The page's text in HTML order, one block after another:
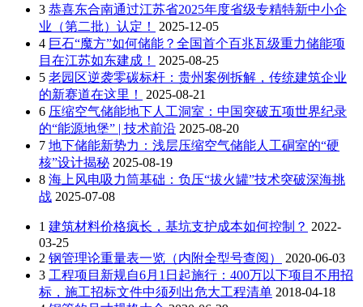
3 恭喜东合南通过江苏省2025年度省级专精特新中小企
业（第二批）认定！
2025-12-05
4 巨石“魔方”如何储能？全国首个百兆瓦级重力储能项
目在江苏如东建成！
2025-08-25
5 老园区逆袭零碳标杆：贵州案例拆解，传统建筑企业
的新赛道在这里！
2025-08-21
6 压缩空气储能地下人工洞室：中国突破五项世界纪录
的“能源地堡” | 技术前沿 2025-08-20
7 地下储能新势力：浅层压缩空气储能人工硐室的“硬
核”设计揭秘 2025-08-19
8 海上风电吸力筒基础：负压“拔火罐”技术突破深海挑
战 2025-07-08
1 建筑材料价格疯长，基坑支护成本如何控制？ 2022-
03-25
2 钢管理论重量表一览（内附全型号查阅）
2020-06-03
3 工程项目新规自6月1日起施行：400万以下项目不用招
标，施工招标文件中须列出危大工程清单 2018-04-18